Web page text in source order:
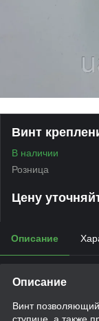
Винт
В наличии
Розница
Цену
Описание
Описание
Винт
ступице, а также